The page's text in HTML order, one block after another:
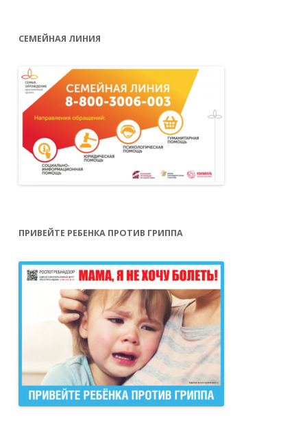
СЕМЕЙНАЯ ЛИНИЯ
ПРИВЕЙТЕ РЕБЕНКА ПРОТИВ ГРИППА